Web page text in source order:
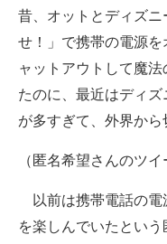
昔、オットとディズ
せ！」で携帯の電源
ャットアウトして魔
たのに、最近はディ
が多すぎて、外界から
（匿名希望さんのツイ
以前は携帯電話の電
を楽しんでいたとい